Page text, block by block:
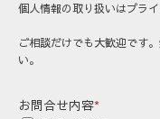
個人情報の取り扱いはプラ
ご相談だけでも大歓迎です
い。
お問合せ内容*